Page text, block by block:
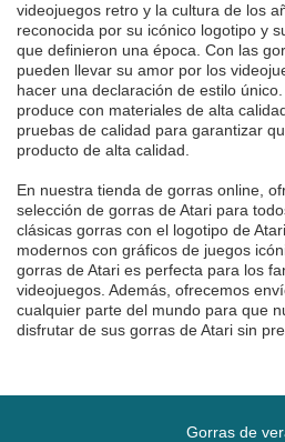
videojuegos retro y la cultura de los
reconocida por su icónico logotipo y
que definieron una época. Con las
pueden llevar su amor por los
hacer una declaración de estilo
produce con materiales de alta
pruebas de calidad para garantizar
producto de alta calidad.
En nuestra tienda de gorras online,
selección de gorras de Atari para
clásicas gorras con el logotipo de
modernos con gráficos de juegos
gorras de Atari es perfecta para los
videojuegos. Además, ofrecemos
cualquier parte del mundo para que
disfrutar de sus gorras de Atari sin
Gorras de